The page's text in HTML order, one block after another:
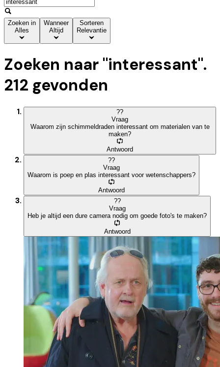
Zoeken in
Alles
Wanneer
Altijd
Sorteren
Relevantie
Zoeken naar "interessant".
212 gevonden
??
Vraag
Waarom zijn schimmeldraden interessant om materialen van te
maken?
Antwoord
??
Vraag
Waarom is poep en plas interessant voor wetenschappers?
Antwoord
??
Vraag
Heb je altijd een dure camera nodig om goede foto's te maken?
Antwoord